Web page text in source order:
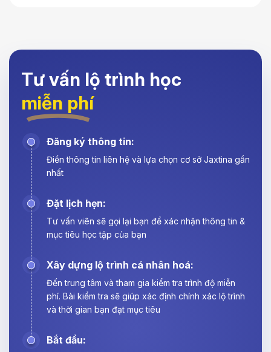
Tư vấn lộ trình học
miễn phí
Đăng ký thông tin:
Điền thông tin liên hệ và lựa chọn cơ sở Jaxtina gần
nhất
Đặt lịch hẹn:
Tư vấn viên sẽ gọi lại bạn để xác nhận thông tin &
mục tiêu học tập của bạn
Xây dựng lộ trình cá nhân hoá:
Đến trung tâm và tham gia kiểm tra trình độ miễn
phí. Bài kiểm tra sẽ giúp xác định chính xác lộ trình
và thời gian bạn đạt mục tiêu
Bắt đầu: